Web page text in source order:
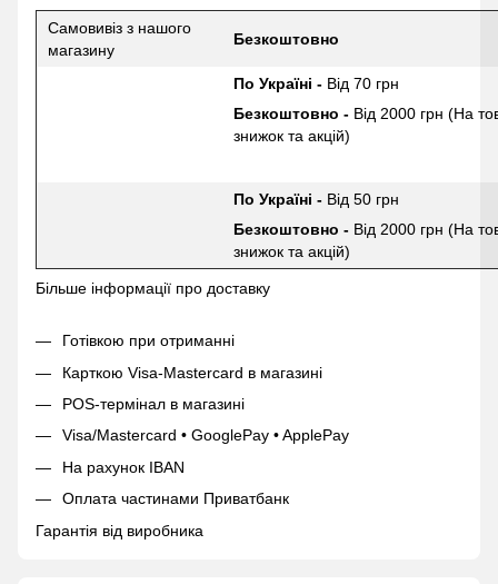
Самовивіз з нашого
магазину
Безкоштовно
По Україні - Від 70 грн
Безкоштовно - Від 2000 грн (На
знижок та акцій)
По Україні - Від 50 грн
Безкоштовно - Від 2000 грн (На
знижок та акцій)
Більше інформації про доставку
Готівкою при отриманні
Карткою Visa-Mastercard в магазині
POS-термінал в магазині
Visa/Mastercard • GooglePay • ApplePay
На рахунок IBAN
Оплата частинами Приватбанк
Гарантія від виробника